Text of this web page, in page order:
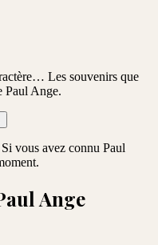
Les souvenirs que
Paul Ange.
vous avez connu Paul
Ange